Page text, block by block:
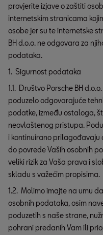
provjerite izjave o zaštiti
internetskim stranicama
osobe jer su te internetske
BH d.o.o. ne odgovara za
podataka.
1. Sigurnost podataka
1.1. Društvo Porsche BH
poduzelo odgovarajuće
podatke, između ostaloga,
neovlaštenog pristupa.
i kontinuirano prilagođavaju
do povrede Vaših osobnih
veliki rizik za Vaša prava i
skladu s važećim propisima.
1.2. Molimo imajte na umu
osobnih podataka, osim
poduzetih s naše strane,
pohrani predanih Vam ili